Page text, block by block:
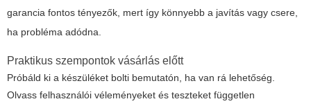
garancia fontos tényezők, mert így könnyebb a javítás vagy csere,
ha probléma adódna.
Praktikus szempontok vásárlás előtt
Próbáld ki a készüléket bolti bemutatón, ha van rá lehetőség.
Olvass felhasználói véleményeket és teszteket független